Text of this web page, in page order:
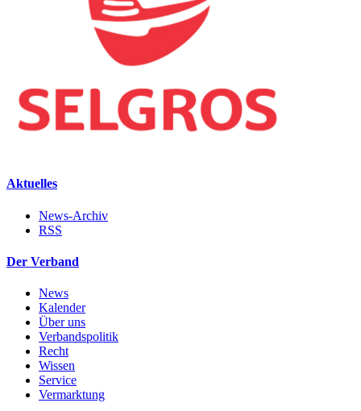
Aktuelles
News-Archiv
RSS
Der Verband
News
Kalender
Über uns
Verbandspolitik
Recht
Wissen
Service
Vermarktung